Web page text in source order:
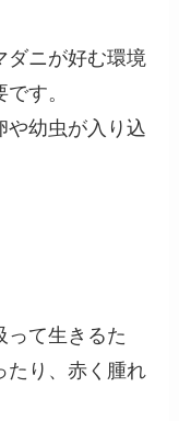
ダニが好む環境
す。
や幼虫が入り込
って生きるた
たり、赤く腫れ